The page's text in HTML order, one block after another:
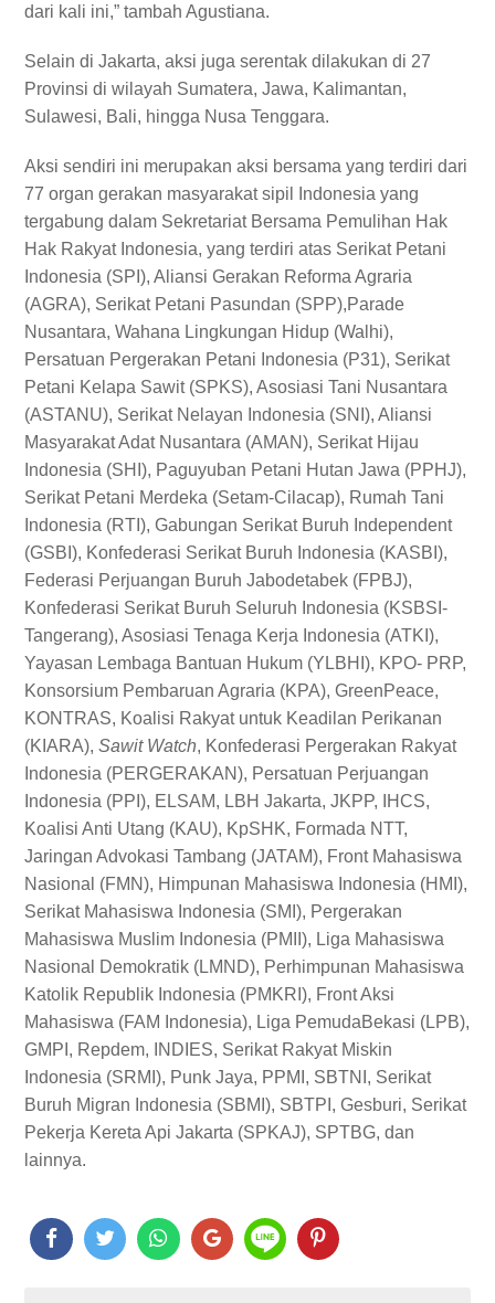
dari kali ini,” tambah Agustiana.
Selain di Jakarta, aksi juga serentak dilakukan di 27
Provinsi di wilayah Sumatera, Jawa, Kalimantan,
Sulawesi, Bali, hingga Nusa Tenggara.
Aksi sendiri ini merupakan aksi bersama yang terdiri dari
77 organ gerakan masyarakat sipil Indonesia yang
tergabung dalam Sekretariat Bersama Pemulihan Hak
Hak Rakyat Indonesia, yang terdiri atas Serikat Petani
Indonesia (SPI), Aliansi Gerakan Reforma Agraria
(AGRA), Serikat Petani Pasundan (SPP),Parade
Nusantara, Wahana Lingkungan Hidup (Walhi),
Persatuan Pergerakan Petani Indonesia (P31), Serikat
Petani Kelapa Sawit (SPKS), Asosiasi Tani Nusantara
(ASTANU), Serikat Nelayan Indonesia (SNI), Aliansi
Masyarakat Adat Nusantara (AMAN), Serikat Hijau
Indonesia (SHI), Paguyuban Petani Hutan Jawa (PPHJ),
Serikat Petani Merdeka (Setam-Cilacap), Rumah Tani
Indonesia (RTI), Gabungan Serikat Buruh Independent
(GSBI), Konfederasi Serikat Buruh Indonesia (KASBI),
Federasi Perjuangan Buruh Jabodetabek (FPBJ),
Konfederasi Serikat Buruh Seluruh Indonesia (KSBSI-
Tangerang), Asosiasi Tenaga Kerja Indonesia (ATKI),
Yayasan Lembaga Bantuan Hukum (YLBHI), KPO- PRP,
Konsorsium Pembaruan Agraria (KPA), GreenPeace,
KONTRAS, Koalisi Rakyat untuk Keadilan Perikanan
(KIARA),Sawit Watch, Konfederasi Pergerakan Rakyat
Indonesia (PERGERAKAN), Persatuan Perjuangan
Indonesia (PPI), ELSAM, LBH Jakarta, JKPP, IHCS,
Koalisi Anti Utang (KAU), KpSHK, Formada NTT,
Jaringan Advokasi Tambang (JATAM), Front Mahasiswa
Nasional (FMN), Himpunan Mahasiswa Indonesia (HMI),
Serikat Mahasiswa Indonesia (SMI), Pergerakan
Mahasiswa Muslim Indonesia (PMII), Liga Mahasiswa
Nasional Demokratik (LMND), Perhimpunan Mahasiswa
Katolik Republik Indonesia (PMKRI), Front Aksi
Mahasiswa (FAM Indonesia), Liga PemudaBekasi (LPB),
GMPI, Repdem, INDIES, Serikat Rakyat Miskin
Indonesia (SRMI), Punk Jaya, PPMI, SBTNI, Serikat
Buruh Migran Indonesia (SBMI), SBTPI, Gesburi, Serikat
Pekerja Kereta Api Jakarta (SPKAJ), SPTBG, dan
lainnya.